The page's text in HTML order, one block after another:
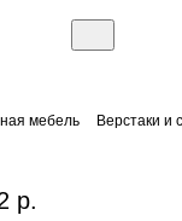
мебель Верстаки и
р.